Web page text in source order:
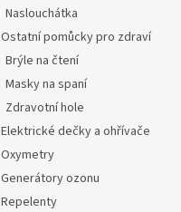
Naslouchátka
Ostatní pomůcky pro zdraví
Brýle na čtení
Masky na spaní
Zdravotní hole
Elektrické dečky a ohřívače
Oxymetry
Generátory ozonu
Repelenty